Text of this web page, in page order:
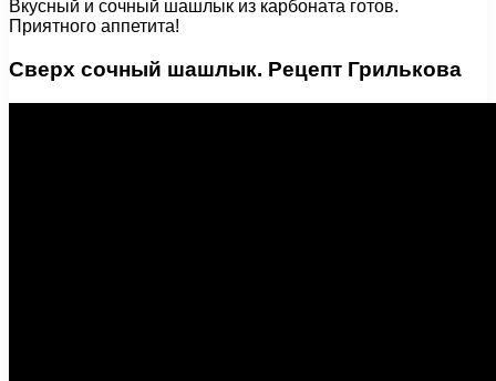
Вкусный и сочный шашлык из карбоната готов.
Приятного аппетита!
Сверх сочный шашлык. Рецепт Грилькова